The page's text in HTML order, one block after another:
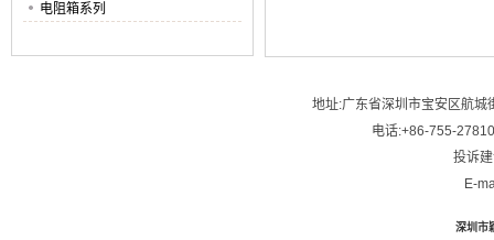
电阻箱系列
地址:广东省深圳市宝安区航
电话:+86-755-
投诉
E-
深圳市